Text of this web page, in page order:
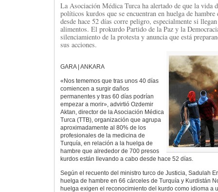
La Asociación Médica Turca ha alertado de que la vida
políticos kurdos que se encuentran en huelga de hambre
desde hace 52 días corre peligro, especialmente si
alimentos. El prokurdo Partido de la Paz y la
silenciamiento de la protesta y anuncia que está
sus acciones.
GARA | ANKARA
«Nos tememos que tras unos 40 días
comiencen a surgir daños
permanentes y tras 60 días podrían
empezar a morir», advirtió Ozdemir
Aktan, director de la Asociación Médica
Turca (TTB), organización que agrupa
aproximadamente al 80% de los
profesionales de la medicina de
Turquía, en relación a la huelga de
hambre que alrededor de 700 presos
kurdos están llevando a cabo desde hace 52 días.
Según el recuento del ministro turco de Justicia, Sadulah
huelga de hambre en 66 cárceles de Turquía y Kurdistán
huelga exigen el reconocimiento del kurdo como idioma a